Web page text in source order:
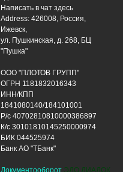
Написать в чат здесь
Address: 426008, Россия,
Ижевск,
ул. Пушкинская, д. 268, БЦ
"Пушка"
ООО "ПЛОТОВ ГРУПП"
ОГРН 1181832016343
ИНН/КПП
1841080140/184101001
Р/с 40702810810000386897
К/с 30101810145250000974
БИК 044525974
Банк АО "ТБанк"
Документооборот ЭДО ДИАДОК